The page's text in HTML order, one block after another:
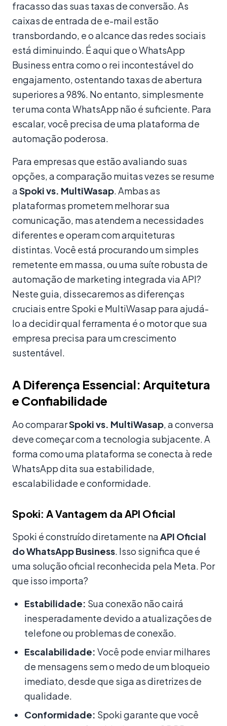
fracasso das suas taxas de conversão. As
caixas de entrada de e-mail estão
transbordando, e o alcance das redes sociais
está diminuindo. É aqui que o WhatsApp
Business entra como o rei incontestável do
engajamento, ostentando taxas de abertura
superiores a 98%. No entanto, simplesmente
ter uma conta WhatsApp não é suficiente. Para
escalar, você precisa de uma plataforma de
automação poderosa.
Para empresas que estão avaliando suas
opções, a comparação muitas vezes se resume
aSpoki vs. MultiWasap. Ambas as
plataformas prometem melhorar sua
comunicação, mas atendem a necessidades
diferentes e operam com arquiteturas
distintas. Você está procurando um simples
remetente em massa, ou uma suíte robusta de
automação de marketing integrada via API?
Neste guia, dissecaremos as diferenças
cruciais entre Spoki e MultiWasap para ajudá-
lo a decidir qual ferramenta é o motor que sua
empresa precisa para um crescimento
sustentável.
A Diferença Essencial: Arquitetura
e Confiabilidade
Ao compararSpoki vs. MultiWasap, a conversa
deve começar com a tecnologia subjacente. A
forma como uma plataforma se conecta à rede
WhatsApp dita sua estabilidade,
escalabilidade e conformidade.
Spoki: A Vantagem da API Oficial
Spoki é construído diretamente naAPI Oficial
do WhatsApp Business. Isso significa que é
uma solução oficial reconhecida pela Meta. Por
que isso importa?
Estabilidade: Sua conexão não cairá
inesperadamente devido a atualizações de
telefone ou problemas de conexão.
Escalabilidade: Você pode enviar milhares
de mensagens sem o medo de um bloqueio
imediato, desde que siga as diretrizes de
qualidade.
Conformidade: Spoki garante que você